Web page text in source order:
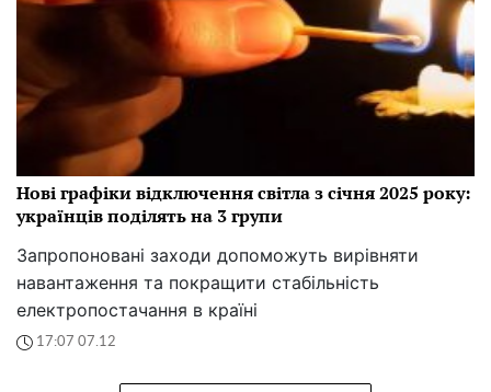
Нові графіки відключення світла з січня 2025 року:
українців поділять на 3 групи
Запропоновані заходи допоможуть вирівняти
навантаження та покращити стабільність
електропостачання в країні
17:07 07.12